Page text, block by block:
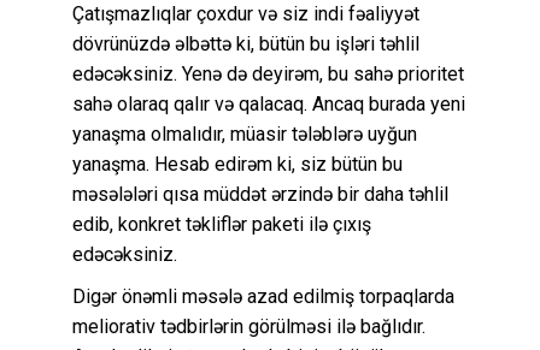
Çatışmazlıqlar çoxdur və siz indi fəaliyyət
dövrünüzdə əlbəttə ki, bütün bu işləri təhlil
edəcəksiniz. Yenə də deyirəm, bu sahə prioritet
sahə olaraq qalır və qalacaq. Ancaq burada yeni
yanaşma olmalıdır, müasir tələblərə uyğun
yanaşma. Hesab edirəm ki, siz bütün bu
məsələləri qısa müddət ərzində bir daha təhlil
edib, konkret təkliflər paketi ilə çıxış
edəcəksiniz.
Digər önəmli məsələ azad edilmiş torpaqlarda
meliorativ tədbirlərin görülməsi ilə bağlıdır.